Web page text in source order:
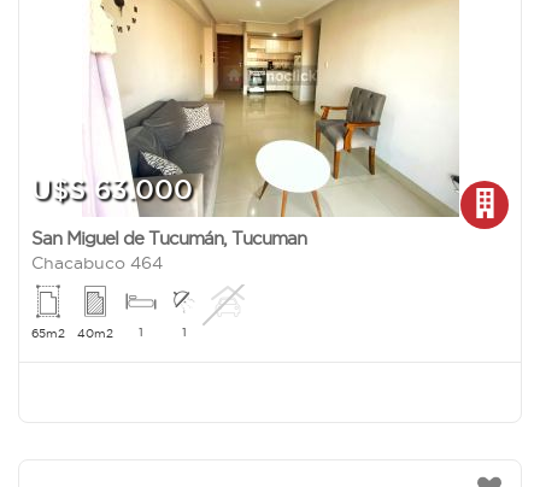
U$S 63.000
San Miguel de Tucumán, Tucuman
Chacabuco 464
65m2 40m2 1 1